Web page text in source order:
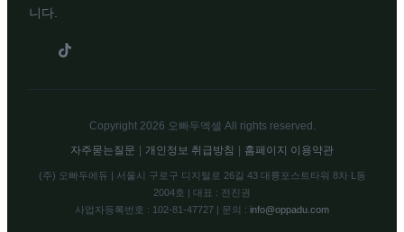
니다.
Copyright 2026 오빠두엑셀 All rights reserved.
자주묻는질문
개인정보 취급방침 홈페이지 이용약관
(주) 오빠두에듀 | 서울시 구로구 디지털로 26길 43 대륭포스트타워 8차 L동
2004호 | 대표 : 전진권
사업자등록번호 : 102-81-47727 | 문의 : info@oppadu.com